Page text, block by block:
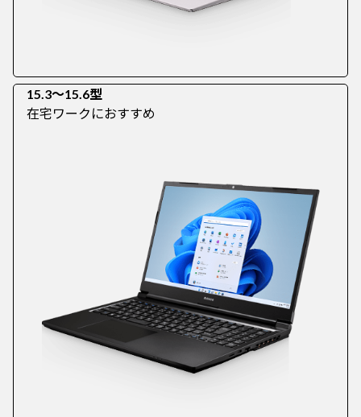
15.3～15.6型
在宅ワークにおすすめ